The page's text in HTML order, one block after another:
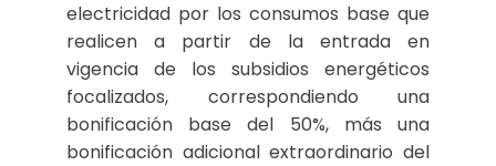
electricidad por los consumos base que
realicen a partir de la entrada en
vigencia de los subsidios energéticos
focalizados, correspondiendo una
bonificación base del 50%, más una
bonificación adicional extraordinario del